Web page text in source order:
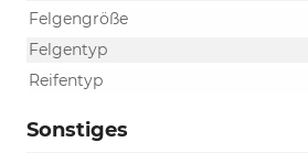
Felgengröße
Felgentyp
Reifentyp
Sonstiges